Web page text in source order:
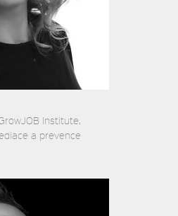
Institute,
a prevence